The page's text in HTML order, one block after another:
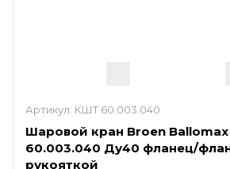
Артикул: КШТ 60.003.040
Шаровой кран Broen
60.003.040 Ду40 фланец/
рукояткой